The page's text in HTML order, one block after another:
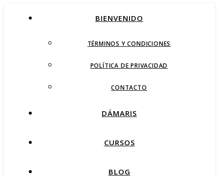
BIENVENIDO
TÉRMINOS Y CONDICIONES
POLÍTICA DE PRIVACIDAD
CONTACTO
DÁMARIS
CURSOS
BLOG